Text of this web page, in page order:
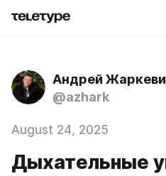
Андрей
@azhark
August 24, 2025
Дыхательные